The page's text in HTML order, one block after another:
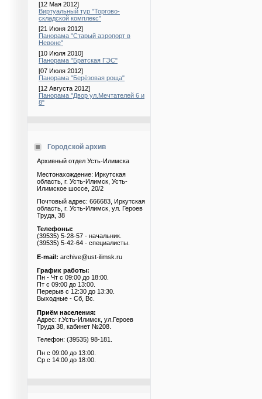
[12 Мая 2012]
Виртуальный тур "Торгово-
складской комплекс"
[21 Июня 2012]
Панорама "Старый аэропорт в
Невоне"
[10 Июля 2010]
Панорама "Братская ГЭС"
[07 Июля 2012]
Панорама "Берёзовая роща"
[12 Августа 2012]
Панорама "Двор ул.Мечтателей 6 и
8"
Городской архив
Архивный отдел Усть-Илимска
Местонахождение: Иркутская
область, г. Усть-Илимск, Усть-
Илимское шоссе, 20/2
Почтовый адрес: 666683, Иркутская
область, г. Усть-Илимск, ул. Героев
Труда, 38
Телефоны:
(39535) 5-28-57 - начальник.
(39535) 5-42-64 - специалисты.
E-mail: archive@ust-ilimsk.ru
График работы:
Пн - Чт с 09:00 до 18:00.
Пт с 09:00 до 13:00.
Перерыв с 12:30 до 13:30.
Выходные - Сб, Вс.
Приём населения:
Адрес: г.Усть-Илимск, ул.Героев
Труда 38, кабинет №208.
Телефон: (39535) 98-181.
Пн с 09:00 до 13:00.
Ср с 14:00 до 18:00.